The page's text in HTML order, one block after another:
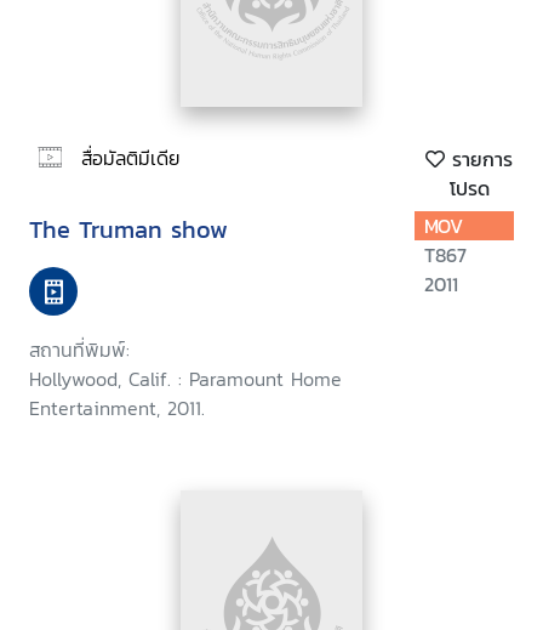
สื่อมัลติมีเดีย
รายการ
โปรด
The Truman show
สถานที่พิมพ์:
Hollywood, Calif. : Paramount Home
Entertainment, 2011.
MOV
T867
2011